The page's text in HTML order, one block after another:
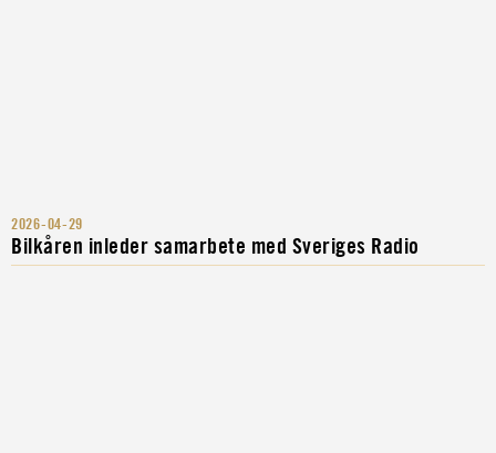
2026-04-29
Bilkåren inleder samarbete med Sveriges Radio